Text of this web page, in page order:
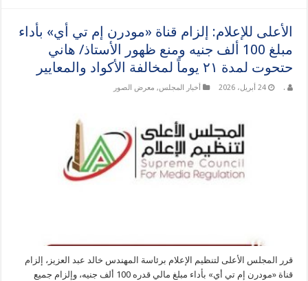
الأعلى للإعلام: إلزام قناة «مودرن إم تي أي» بأداء
مبلغ 100 ألف جنيه ومنع ظهور الأستاذ/ هاني
حتحوت لمدة ٢١ يوماً لمخالفة الأكواد والمعايير
. 24 أبريل، 2026 أخبار المجلس, معرض الصور
قرر المجلس الأعلى لتنظيم الإعلام برئاسة المهندس خالد عبد العزيز، إلزام
قناة «مودرن إم تي أي» بأداء مبلغ مالي قدره 100 ألف جنيه، وإلزام جميع